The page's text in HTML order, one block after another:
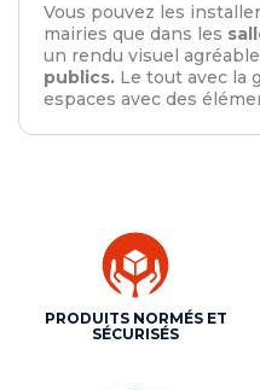
Vous pouvez les
mairies que dans les
un rendu visuel
publics. Le tout avec la
espaces avec des
PRODUITS NORMÉS ET
SÉCURISÉS